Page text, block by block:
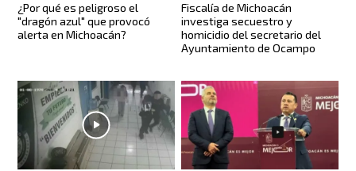
¿Por qué es peligroso el
"dragón azul" que provocó
alerta en Michoacán?
Fiscalía de Michoacán
investiga secuestro y
homicidio del secretario del
Ayuntamiento de Ocampo